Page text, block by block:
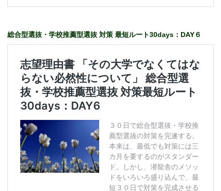
総合型選抜・学校推薦型選抜 対策 最短ルート30days：DAY６